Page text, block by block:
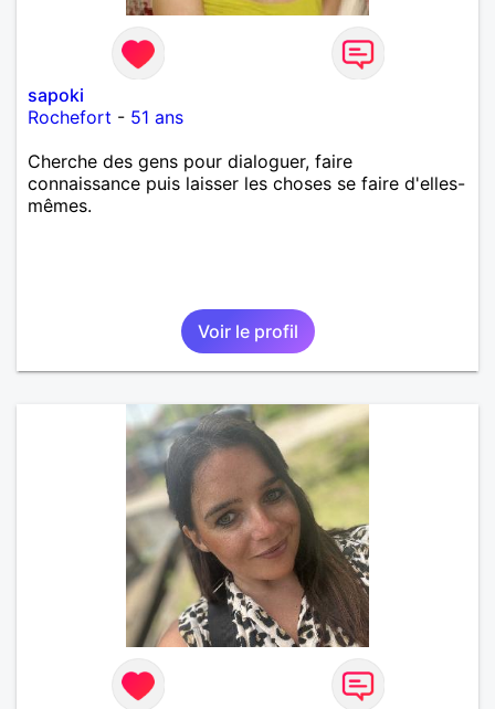
sapoki
Rochefort - 51 ans
Cherche des gens pour dialoguer, faire
connaissance puis laisser les choses se faire d'elles-
mêmes.
Voir le profil